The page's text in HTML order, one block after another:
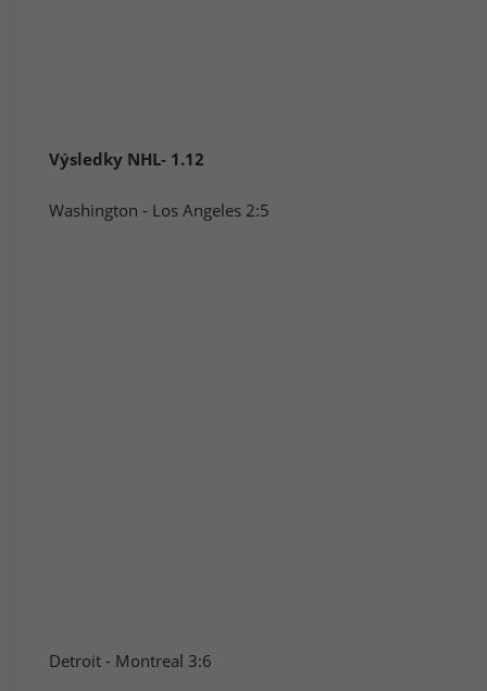
Výsledky NHL- 1.12
Washington - Los Angeles 2:5
Detroit - Montreal 3:6